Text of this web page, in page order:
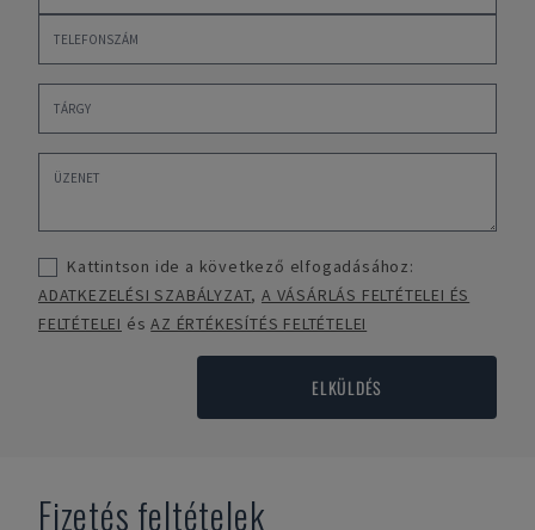
Kattintson ide a következő elfogadásához:
ADATKEZELÉSI SZABÁLYZAT,A VÁSÁRLÁS FELTÉTELEI ÉS
FELTÉTELEI ésAZ ÉRTÉKESÍTÉS FELTÉTELEI
ELKÜLDÉS
Fizetés feltételek